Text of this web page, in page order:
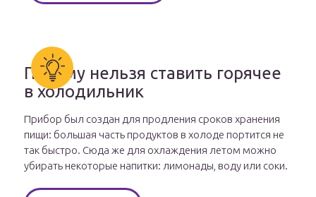
Почему нельзя ставить горячее
в холодильник
Прибор был создан для продления сроков хранения
пищи: большая часть продуктов в холоде портится не
так быстро. Сюда же для охлаждения летом можно
убирать некоторые напитки: лимонады, воду или соки.